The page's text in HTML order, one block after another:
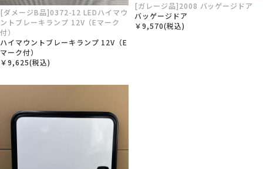
[ダメージB品]0372-12 LEDハイマウ
ントブレーキランプ 12V（Eマーク
付）
ハイマウントブレーキランプ 12V（E
マーク付）
￥9,625(税込)
[ガレージ品]2008 バッゲージドア
バッゲージドア
￥9,570(税込)